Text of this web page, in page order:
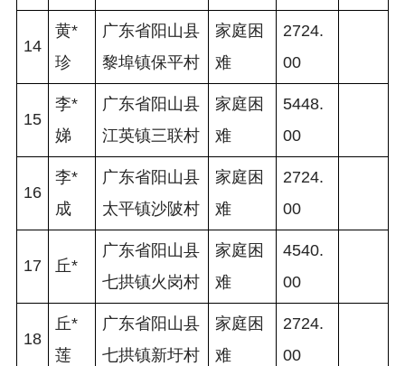
14
黄*
珍
广东省阳山县
黎埠镇保平村
家庭困
难
2724.
00
15
李*
娣
广东省阳山县
江英镇三联村
家庭困
难
5448.
00
16
李*
成
广东省阳山县
太平镇沙陂村
家庭困
难
2724.
00
17 丘*
广东省阳山县
七拱镇火岗村
家庭困
难
4540.
00
18
丘*
莲
广东省阳山县
七拱镇新圩村
家庭困
难
2724.
00